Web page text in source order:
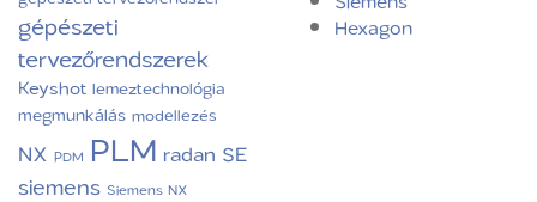
gépészeti
tervezőrendszerek
Keyshot lemeztechnológia
megmunkálás modellezés
NX PDM PLM radan SE
siemens Siemens NX
Hexagon